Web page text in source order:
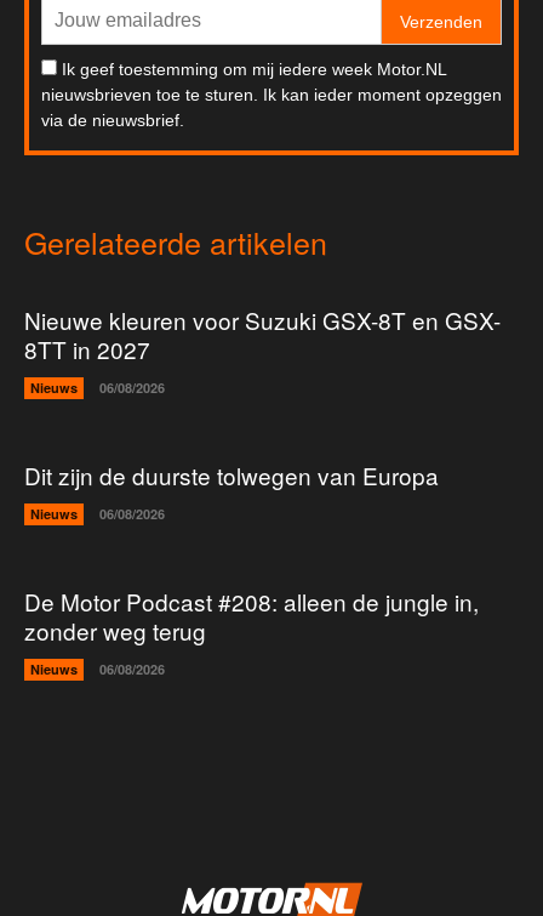
Verzenden
Ik geef toestemming om mij iedere week Motor.NL
nieuwsbrieven toe te sturen. Ik kan ieder moment opzeggen
via de nieuwsbrief.
Gerelateerde artikelen
Nieuwe kleuren voor Suzuki GSX-8T en GSX-
8TT in 2027
Nieuws 06/08/2026
Dit zijn de duurste tolwegen van Europa
Nieuws 06/08/2026
De Motor Podcast #208: alleen de jungle in,
zonder weg terug
Nieuws 06/08/2026